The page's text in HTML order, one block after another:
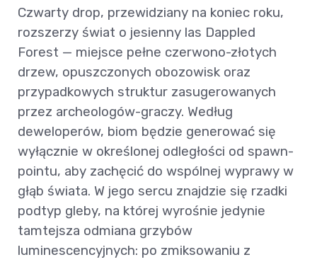
Czwarty drop, przewidziany na koniec roku,
rozszerzy świat o jesienny las Dappled
Forest — miejsce pełne czerwono-złotych
drzew, opuszczonych obozowisk oraz
przypadkowych struktur zasugerowanych
przez archeologów-graczy. Według
deweloperów, biom będzie generować się
wyłącznie w określonej odległości od spawn-
pointu, aby zachęcić do wspólnej wyprawy w
głąb świata. W jego sercu znajdzie się rzadki
podtyp gleby, na której wyrośnie jedynie
tamtejsza odmiana grzybów
luminescencyjnych: po zmiksowaniu z